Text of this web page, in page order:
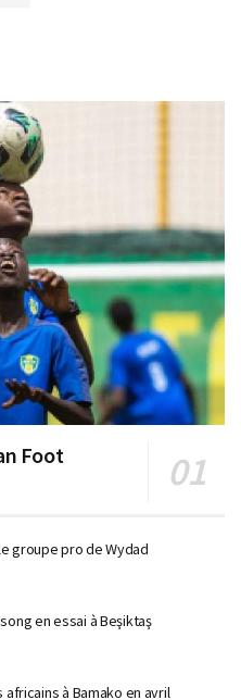
Foot
groupe pro de Wydad
en essai à Beşiktaş
à Bamako en avril